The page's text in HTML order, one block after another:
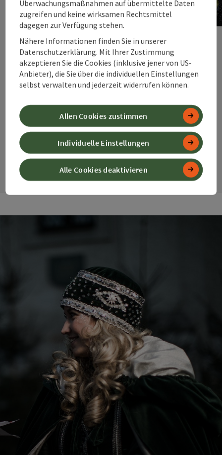
vorheriges Element
für Gruppen
Überwachungsmaßnahmen auf übermittelte Daten
zugreifen und keine wirksamen Rechtsmittel
dagegen zur Verfügung stehen.
Nähere Informationen finden Sie in unserer
Datenschutzerklärung. Mit Ihrer Zustimmung
akzeptieren Sie die Cookies (inklusive jener von US-
Anbieter), die Sie über die individuellen Einstellungen
selbst verwalten und jederzeit widerrufen können.
Alle Cookies deaktivieren
Individuelle Einstellungen
Allen Cookies zustimmen